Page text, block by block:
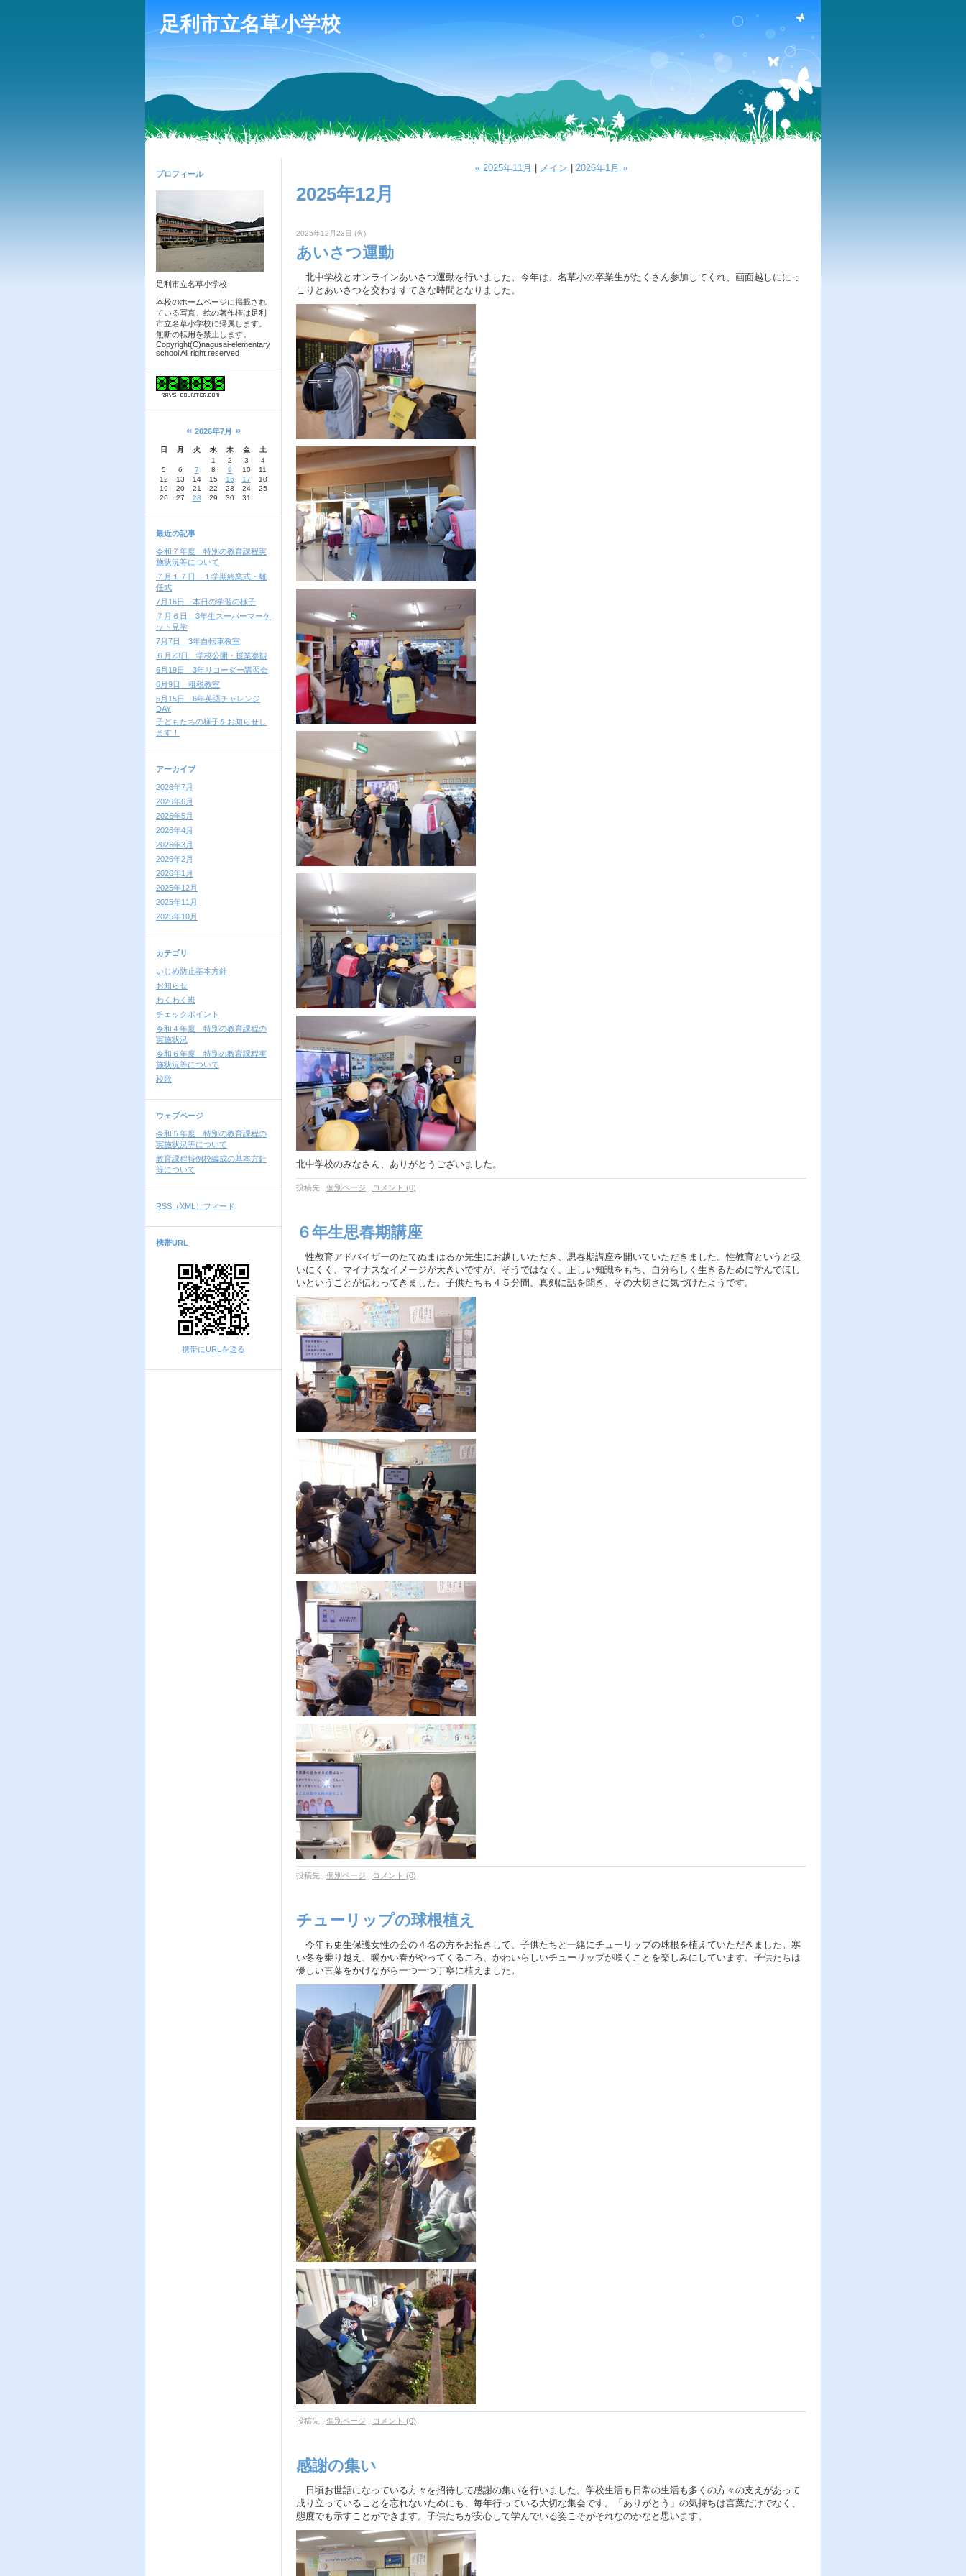
足利市立名草小学校
プロフィール
足利市立名草小学校
本校のホームページに掲載され
ている写真、絵の著作権は足利
市立名草小学校に帰属します。
無断の転用を禁止します。
Copyright(C)nagusai-elementary
school All right reserved
« 2026年7月 »
日 月 火 水 木 金
土
1
2 3
4
5
6 7 8 9 10
11
12
13 14 15 16 17
18
19
20 21 22 23 24
25
26
27 28 29 30 31
最近の記事
令和７年度 特別の教育課程実
施状況等について
７月１７日 １学期終業式・離
任式
7月16日 本日の学習の様子
７月６日 3年生スーパーマーケ
ット見学
7月7日 3年自転車教室
６月23日 学校公開・授業参観
6月19日 3年リコーダー講習会
6月9日 租税教室
6月15日 6年英語チャレンジ
DAY
子どもたちの様子をお知らせし
ます！
アーカイブ
2026年7月
2026年6月
2026年5月
2026年4月
2026年3月
2026年2月
2026年1月
2025年12月
2025年11月
2025年10月
カテゴリ
いじめ防止基本方針
お知らせ
わくわく班
チェックポイント
令和４年度 特別の教育課程の
実施状況
令和６年度 特別の教育課程実
施状況等について
校歌
ウェブページ
令和５年度 特別の教育課程の
実施状況等について
教育課程特例校編成の基本方針
等について
RSS（XML）フィード
携帯URL
携帯にURLを送る
« 2025年11月 メイン 2026年1月 »
2025年12月
2025年12月23日 (火)
あいさつ運動
北中学校とオンラインあいさつ運動を行いました。今年は、名草小の卒業生がたくさん参加してくれ、画面越しににっ
こりとあいさつを交わすすてきな時間となりました。
北中学校のみなさん、ありがとうございました。
投稿先 | 個別ページ | コメント (0)
６年生思春期講座
性教育アドバイザーのたてぬまはるか先生にお越しいただき、思春期講座を開いていただきました。性教育というと扱
いにくく、マイナスなイメージが大きいですが、そうではなく、正しい知識をもち、自分らしく生きるために学んでほし
いということが伝わってきました。子供たちも４５分間、真剣に話を聞き、その大切さに気づけたようです。
投稿先 | 個別ページ | コメント (0)
チューリップの球根植え
今年も更生保護女性の会の４名の方をお招きして、子供たちと一緒にチューリップの球根を植えていただきました。寒
い冬を乗り越え、暖かい春がやってくるころ、かわいらしいチューリップが咲くことを楽しみにしています。子供たちは
優しい言葉をかけながら一つ一つ丁寧に植えました。
投稿先 | 個別ページ | コメント (0)
感謝の集い
日頃お世話になっている方々を招待して感謝の集いを行いました。学校生活も日常の生活も多くの方々の支えがあって
成り立っていることを忘れないためにも、毎年行っている大切な集会です。「ありがとう」の気持ちは言葉だけでなく、
態度でも示すことができます。子供たちが安心して学んでいる姿こそがそれなのかなと思います。